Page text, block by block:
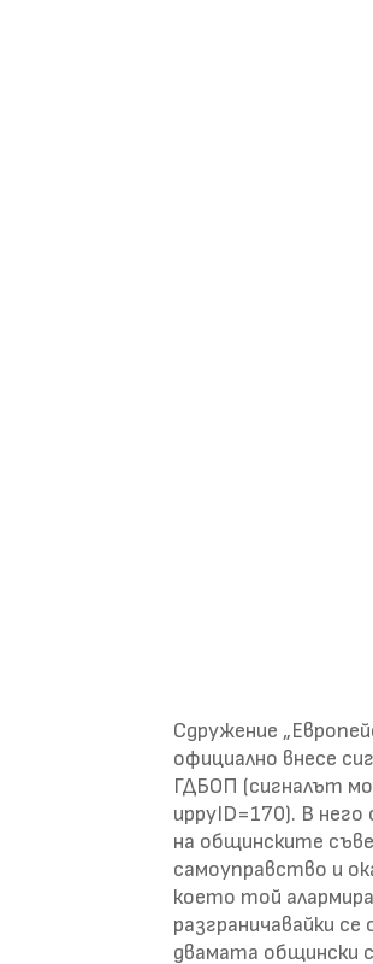
Сдружение
официално внесе
ГДБОП (сигналът
uppyID=170). В
на общинските
самоуправство и
което той алармира
разграничавайки
двамата общински